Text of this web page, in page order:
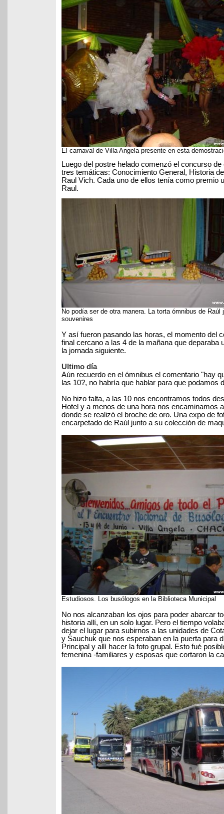
El carnaval de Villa Angela presente en esta
Luego del postre helado comenzó el concurso
tres temáticas: Conocimiento General, Historia
Raul Vich. Cada uno de ellos tenía como premio
Raul.
No podía ser de otra manera. La torta ómnibus de Raúl
souvenires
Y así fueron pasando las horas, el momento del
final cercano a las 4 de la mañana que deparaba
la jornada siguiente.
Ultimo día
Aún recuerdo en el ómnibus el comentario "hay
las 10?, no habría que hablar para que podamos
No hizo falta, a las 10 nos encontramos todos
Hotel y a menos de una hora nos encaminamos
donde se realizó el broche de oro. Una expo de
encarpetado de Raúl junto a su colección de
Estudiosos. Los busólogos en la Biblioteca Municipal
No nos alcanzaban los ojos para poder abarcar
historia allí, en un solo lugar. Pero el tiempo
dejar el lugar para subirnos a las unidades de
y Sauchuk que nos esperaban en la puerta para
Principal y allì hacer la foto grupal. Esto fué
femenina -familiares y esposas que cortaron la